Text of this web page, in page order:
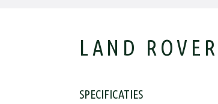
LAND
SPECIFICATIES